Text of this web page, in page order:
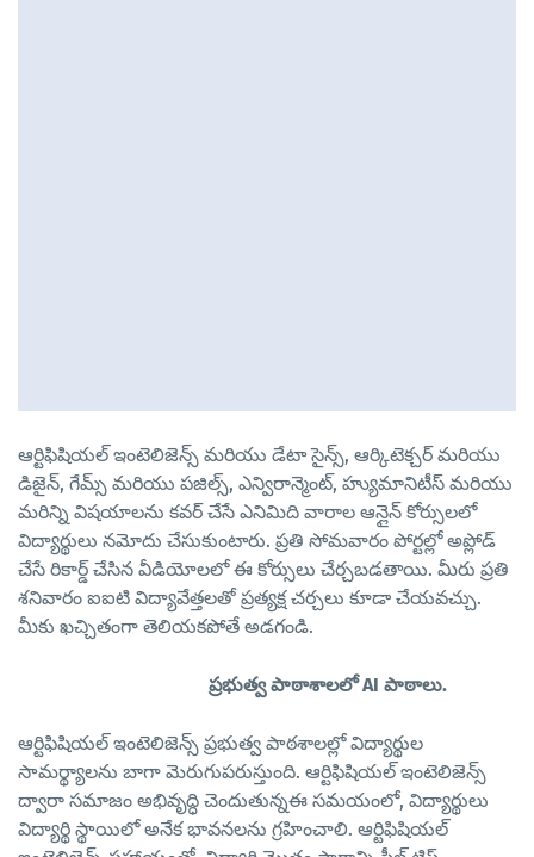
ఆర్టిఫిషియల్ ఇంటెలిజెన్స్ మరియు డేటా సైన్స్, ఆర్కిటెక్చర్ మరియు
డిజైన్, గేమ్స్ మరియు పజిల్స్, ఎన్విరాన్మెంట్, హ్యుమానిటీస్ మరియు
మరిన్ని విషయాలను కవర్ చేసే ఎనిమిది వారాల ఆన్లైన్ కోర్సులలో
విద్యార్థులు నమోదు చేసుకుంటారు. ప్రతి సోమవారం పోర్టల్లో అప్లోడ్
చేసే రికార్డ్ చేసిన వీడియోలలో ఈ కోర్సులు చేర్చబడతాయి. మీరు ప్రతి
శనివారం ఐఐటి విద్యావేత్తలతో ప్రత్యక్ష చర్చలు కూడా చేయవచ్చు.
మీకు ఖచ్చితంగా తెలియకపోతే అడగండి.
ప్రభుత్వ పాఠాశాలలో AI పాఠాలు.
ఆర్టిఫిషియల్ ఇంటెలిజెన్స్ ప్రభుత్వ పాఠశాలల్లో విద్యార్థుల
సామర్థ్యాలను బాగా మెరుగుపరుస్తుంది. ఆర్టిఫిషియల్ ఇంటెలిజెన్స్
ద్వారా సమాజం అభివృద్ధి చెందుతున్నఈ సమయంలో, విద్యార్థులు
విద్యార్థి స్థాయిలో అనేక భావనలను గ్రహించాలి. ఆర్టిఫిషియల్